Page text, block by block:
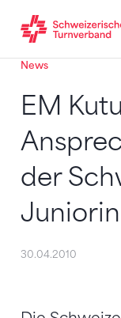
Zum Inhalt springen
Zur Sitemap
Zum Navigieren
News
EM
der
30.04.2010